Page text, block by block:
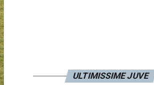
ULTIMISSIME JUVE